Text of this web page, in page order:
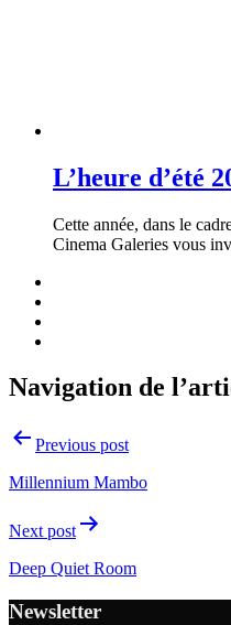
L’heure d’été
Cette année, dans le
Cinema Galeries vous
Navigation de
Previous post
Millennium Mambo
Next post
Deep Quiet Room
Newsletter